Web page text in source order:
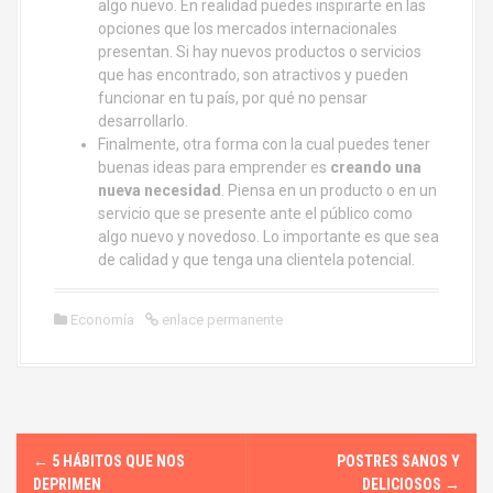
algo nuevo. En realidad puedes inspirarte en las
opciones que los mercados internacionales
presentan. Si hay nuevos productos o servicios
que has encontrado, son atractivos y pueden
funcionar en tu país, por qué no pensar
desarrollarlo.
Finalmente, otra forma con la cual puedes tener
buenas ideas para emprender es creando una
nueva necesidad
. Piensa en un producto o en un
servicio que se presente ante el público como
algo nuevo y novedoso. Lo importante es que sea
de calidad y que tenga una clientela potencial.
Economía enlace permanente
N← 5 HÁBITOS QUE NOS
DEPRIMEN
POSTRES SANOS Y
DELICIOSOS →